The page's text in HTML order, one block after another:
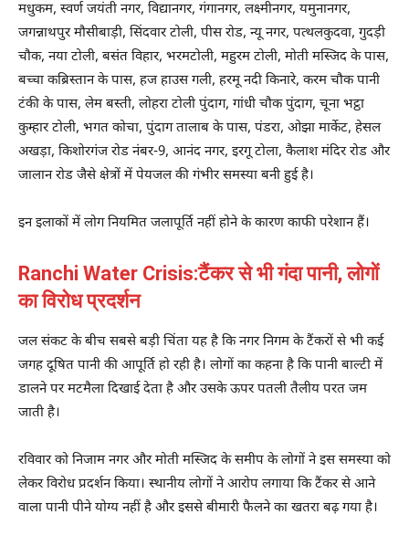
मधुकम, स्वर्ण जयंती नगर, विद्यानगर, गंगानगर, लक्ष्मीनगर, यमुनानगर,
जगन्नाथपुर मौसीबाड़ी, सिंदवार टोली, पीस रोड, न्यू नगर, पत्थलकुदवा, गुदड़ी
चौक, नया टोली, बसंत विहार, भरमटोली, महुरम टोली, मोती मस्जिद के पास,
बच्चा कब्रिस्तान के पास, हज हाउस गली, हरमू नदी किनारे, करम चौक पानी
टंकी के पास, लेम बस्ती, लोहरा टोली पुंदाग, गांधी चौक पुंदाग, चूना भट्ठा
कुम्हार टोली, भगत कोचा, पुंदाग तालाब के पास, पंडरा, ओझा मार्केट, हेसल
अखड़ा, किशोरगंज रोड नंबर-9, आनंद नगर, इरगू टोला, कैलाश मंदिर रोड और
जालान रोड जैसे क्षेत्रों में पेयजल की गंभीर समस्या बनी हुई है।
इन इलाकों में लोग नियमित जलापूर्ति नहीं होने के कारण काफी परेशान हैं।
Ranchi Water Crisis:टैंकर से भी गंदा पानी, लोगों
का विरोध प्रदर्शन
जल संकट के बीच सबसे बड़ी चिंता यह है कि नगर निगम के टैंकरों से भी कई
जगह दूषित पानी की आपूर्ति हो रही है। लोगों का कहना है कि पानी बाल्टी में
डालने पर मटमैला दिखाई देता है और उसके ऊपर पतली तैलीय परत जम
जाती है।
रविवार को निजाम नगर और मोती मस्जिद के समीप के लोगों ने इस समस्या को
लेकर विरोध प्रदर्शन किया। स्थानीय लोगों ने आरोप लगाया कि टैंकर से आने
वाला पानी पीने योग्य नहीं है और इससे बीमारी फैलने का खतरा बढ़ गया है।